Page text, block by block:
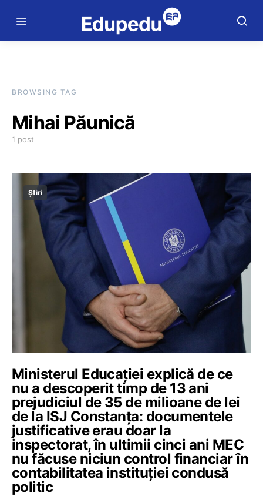
BROWSING TAG
Mihai Păunică
1 post
Știri
Ministerul Educației explică de ce
nu a descoperit timp de 13 ani
prejudiciul de 35 de milioane de lei
de la ISJ Constanța: documentele
justificative erau doar la
inspectorat, în ultimii cinci ani MEC
nu făcuse niciun control financiar în
contabilitatea instituției condusă
politic